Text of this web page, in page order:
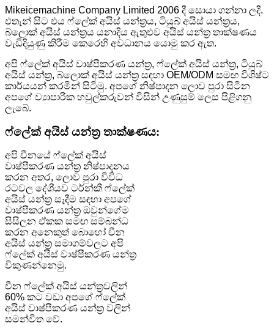
Mikeicemachine Company Limited 2006 දී සොයා ගන්නා ලදී.
එතැන් සිට එය ෆ්ලේක් අයිස් යන්ත්‍රය, ටියුබ් අයිස් යන්ත්‍රය,
බ්ලොක් අයිස් යන්ත්‍රය යනාදිය ඇතුළුව අයිස් යන්ත්‍ර තාක්ෂණය
වැඩිදියුණු කිරීම කෙරෙහි අවධානය යොමු කර ඇත.
අපි ෆ්ලේක් අයිස් වාෂ්පීකරණ යන්ත්‍ර, ෆ්ලේක් අයිස් යන්ත්‍ර, ටියුබ්
අයිස් යන්ත්‍ර, බ්ලොක් අයිස් යන්ත්‍ර සඳහා OEM/ODM සමඟ විශිෂ්ට
කාර්යයන් කරමින් සිටිමු. අපගේ නිෂ්පාදන ලොව පුරා සිටින
අපගේ ව්‍යාපාරික හවුල්කරුවන් විසින් උණුසුම් ලෙස පිළිගනු
ලැබේ.
ෆ්ලේක් අයිස් යන්ත්‍ර තාක්ෂණය:
අපි චීනයේ ෆ්ලේක් අයිස්
වාෂ්පීකරණ යන්ත්‍ර නිෂ්පාදනය
කරන අතර, ලොව පුරා විවිධ
රටවල දේශීයව ටර්න්කී ෆ්ලේක්
අයිස් යන්ත්‍ර සෑදීම සඳහා අපගේ
වාෂ්පීකරණ යන්ත්‍ර ඔවුන්ගේම
සිසිලන ඒකක සමඟ සම්බන්ධ
කරන අනෙකුත් බොහෝ චීන
අයිස් යන්ත්‍ර සමාගම්වලට අපි
ෆ්ලේක් අයිස් වාෂ්පීකරණ යන්ත්‍ර
විකුණන්නෙමු.
චීන ෆ්ලේක් අයිස් යන්ත්‍රවලින්
60% කට වඩා අපගේ ෆ්ලේක්
අයිස් වාෂ්පීකරණ යන්ත්‍ර වලින්
සමන්විත වේ.